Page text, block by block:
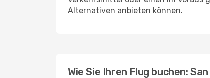
Alternativen anbieten können.
Wie Sie Ihren Flug buchen: